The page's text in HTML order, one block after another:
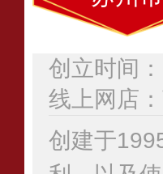
创立时间
线上网店
创建于